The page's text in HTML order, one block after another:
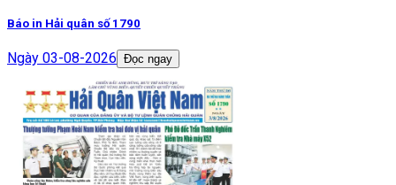
Báo in Hải quân số 1790
Ngày 03-08-2026 Đọc ngay